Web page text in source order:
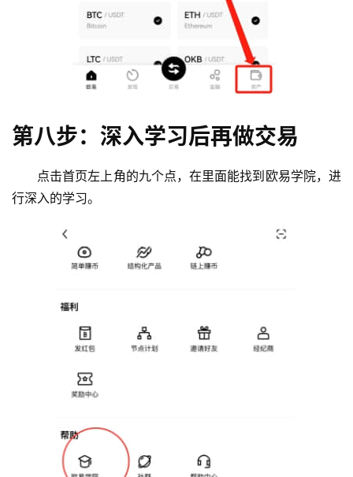
第八步：深入学习后再做交易
点击首页左上角的九个点，在里面能找到欧易学院，进
行深入的学习。